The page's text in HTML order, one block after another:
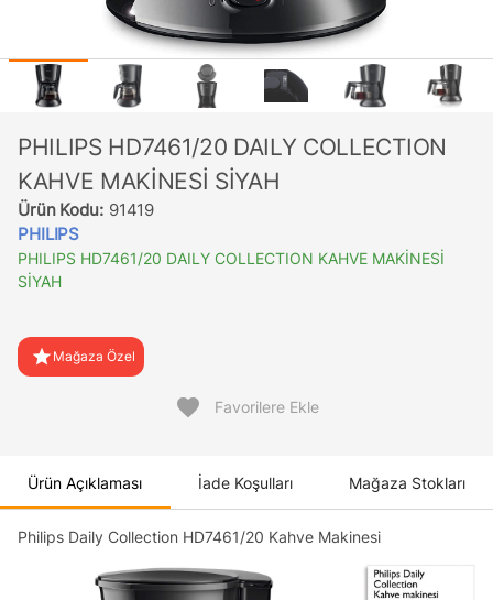
PHILIPS HD7461/20 DAILY COLLECTION
KAHVE MAKİNESİ SİYAH
Ürün Kodu: 91419
PHILIPS
PHILIPS HD7461/20 DAILY COLLECTION KAHVE MAKİNESİ
SİYAH
star Mağaza Özel
favorite Favorilere Ekle
Ürün Açıklaması İade Koşulları Mağaza Stokları
Philips Daily Collection HD7461/20 Kahve Makinesi